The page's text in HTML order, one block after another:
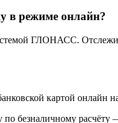
в режиме онлайн?
ГЛОНАСС.
картой онлайн
безналичному расчёту